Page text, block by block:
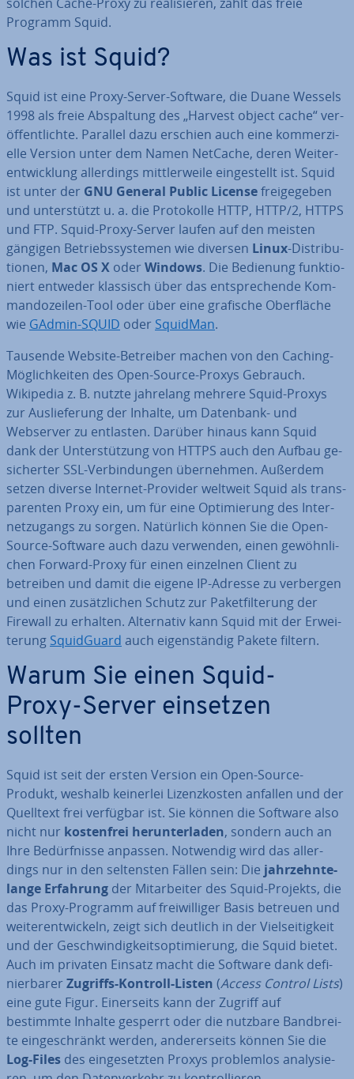
Programm Squid.
Was ist Squid?
Squid ist eine Proxy-Server-Software, die Duane Wessels
1998 als freie Ab­spal­tung des „Harvest object cache“ ver­
öf­fent­lich­te. Parallel dazu erschien auch eine kom­mer­zi­
el­le Version unter dem Namen NetCache, deren Wei­ter­
ent­wick­lung al­ler­dings mitt­ler­wei­le ein­ge­stellt ist. Squid
ist unter der GNU General Public Licensefrei­ge­ge­ben
und un­ter­stützt u. a. die Pro­to­kol­le HTTP, HTTP/2, HTTPS
und FTP. Squid-Proxy-Server laufen auf den meisten
gängigen Be­triebs­sys­te­men wie diversen Linux-Dis­tri­bu­
tio­nen, Mac OS X oder Windows. Die Bedienung funk­tio­
niert entweder klassisch über das ent­spre­chen­de Kom­
man­do­zei­len-Tool oder über eine grafische Ober­flä­che
wie GAdmin-SQUID oder SquidMan.
Tausende Website-Betreiber machen von den Caching-
Mög­lich­kei­ten des Open-Source-Proxys Gebrauch.
Wikipedia z. B. nutzte jahrelang mehrere Squid-Proxys
zur Aus­lie­fe­rung der Inhalte, um Datenbank- und
Webserver zu entlasten. Darüber hinaus kann Squid
dank der Un­ter­stüt­zung von HTTPS auch den Aufbau ge­
si­cher­ter SSL-Ver­bin­dun­gen über­neh­men. Außerdem
setzen diverse Internet-Provider weltweit Squid als trans­
pa­ren­ten Proxy ein, um für eine Op­ti­mie­rung des In­ter­
net­zu­gangs zu sorgen. Natürlich können Sie die Open-
Source-Software auch dazu verwenden, einen ge­wöhn­li­
chen Forward-Proxy für einen einzelnen Client zu
betreiben und damit die eigene IP-Adresse zu verbergen
und einen zu­sätz­li­chen Schutz zur Pa­ket­fil­te­rung der
Firewall zu erhalten. Al­ter­na­tiv kann Squid mit der Er­wei­
te­rung Squid­Guard auch ei­gen­stän­dig Pakete filtern.
Warum Sie einen Squid-
Proxy-Server einsetzen
sollten
Squid ist seit der ersten Version ein Open-Source-
Produkt, weshalb keinerlei Li­zenz­kos­ten anfallen und der
Quelltext frei verfügbar ist. Sie können die Software also
nicht nur kos­ten­frei her­un­ter­la­den, sondern auch an
Ihre Be­dürf­nis­se anpassen. Notwendig wird das al­ler­
dings nur in den sel­tens­ten Fällen sein: Die jahr­zehn­te­
lan­ge Erfahrung der Mit­ar­bei­ter des Squid-Projekts, die
das Proxy-Programm auf frei­wil­li­ger Basis betreuen und
wei­ter­ent­wi­ckeln, zeigt sich deutlich in der Viel­sei­tig­keit
und der Ge­schwin­dig­keits­op­ti­mie­rung, die Squid bietet.
Auch im privaten Einsatz macht die Software dank de­fi­
nier­ba­rer Zugriffs-Kontroll-Listen (Access Control Lists)
eine gute Figur. Ei­ner­seits kann der Zugriff auf
bestimmte Inhalte gesperrt oder die nutzbare Band­brei­
te ein­ge­schränkt werden, an­de­rer­seits können Sie die
Log-Files des ein­ge­setz­ten Proxys pro­blem­los ana­ly­sie­